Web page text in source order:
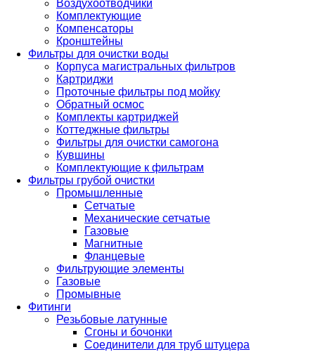
Воздухоотводчики
Комплектующие
Компенсаторы
Кронштейны
Фильтры для очистки воды
Корпуса магистральных фильтров
Картриджи
Проточные фильтры под мойку
Обратный осмос
Комплекты картриджей
Коттеджные фильтры
Фильтры для очистки самогона
Кувшины
Комплектующие к фильтрам
Фильтры грубой очистки
Промышленные
Сетчатые
Механические сетчатые
Газовые
Магнитные
Фланцевые
Фильтрующие элементы
Газовые
Промывные
Фитинги
Резьбовые латунные
Сгоны и бочонки
Соединители для труб штуцера